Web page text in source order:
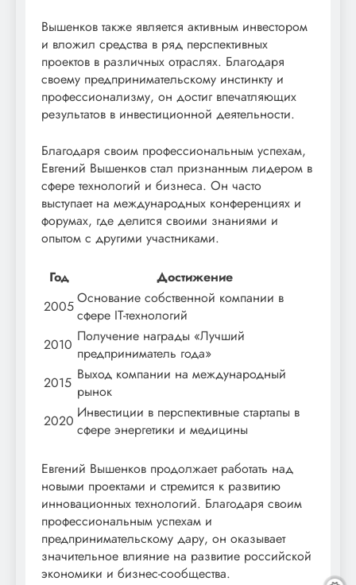
Вышенков также является активным инвестором
и вложил средства в ряд перспективных
проектов в различных отраслях. Благодаря
своему предпринимательскому инстинкту и
профессионализму, он достиг впечатляющих
результатов в инвестиционной деятельности.
Благодаря своим профессиональным успехам,
Евгений Вышенков стал признанным лидером в
сфере технологий и бизнеса. Он часто
выступает на международных конференциях и
форумах, где делится своими знаниями и
опытом с другими участниками.
Год
Достижение
2005Основание собственной компании в
сфере IT-технологий
2010 Получение награды «Лучший
предприниматель года»
2015 Выход компании на международный
рынок
2020 Инвестиции в перспективные стартапы в
сфере энергетики и медицины
Евгений Вышенков продолжает работать над
новыми проектами и стремится к развитию
инновационных технологий. Благодаря своим
профессиональным успехам и
предпринимательскому дару, он оказывает
значительное влияние на развитие российской
экономики и бизнес-сообщества.